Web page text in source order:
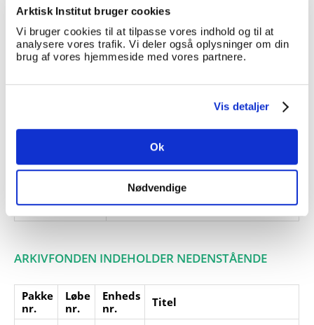
Arktisk Institut bruger cookies
Vi bruger cookies til at tilpasse vores indhold og til at
analysere vores trafik. Vi deler også oplysninger om din
brug af vores hjemmeside med vores partnere.
Vis detaljer
Ok
Nødvendige
Scott Polar Research Institute, Nr.4,
1959.
Giver:
Accessionsdato:
Klausuler:
Ingen note registreret
Henvisninger
fonde:
Personer:
ARKIVFONDEN INDEHOLDER NEDENSTÅENDE
Pakke
nr.
Løbe
nr.
Enheds
nr.
Titel